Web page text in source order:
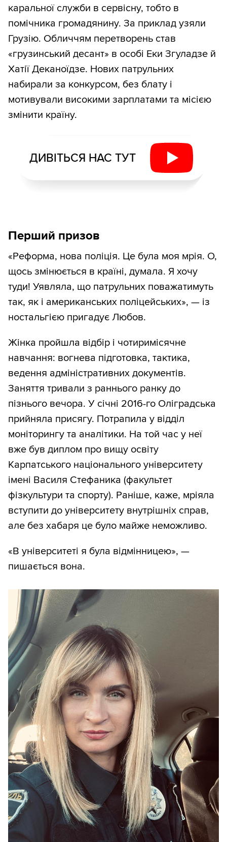
каральної служби в сервісну, тобто в
помічника громадянину. За приклад узяли
Грузію. Обличчям перетворень став
«грузинський десант» в особі Еки Згуладзе й
Хатії Деканоїдзе. Нових патрульних
набирали за конкурсом, без блату і
мотивували високими зарплатами та місією
змінити країну.
ДИВІТЬСЯ НАС ТУТ
Перший призов
«Реформа, нова поліція. Це була моя мрія. О,
щось змінюється в країні, думала. Я хочу
туди! Уявляла, що патрульних поважатимуть
так, як і американських поліцейських», — із
ностальгією пригадує Любов.
Жінка пройшла відбір і чотиримісячне
навчання: вогнева підготовка, тактика,
ведення адміністративних документів.
Заняття тривали з раннього ранку до
пізнього вечора. У січні 2016-го Оліградська
прийняла присягу. Потрапила у відділ
моніторингу та аналітики. На той час у неї
вже був диплом про вищу освіту
Карпатського національного університету
імені Василя Стефаника (факультет
фізкультури та спорту). Раніше, каже, мріяла
вступити до університету внутрішніх справ,
але без хабаря це було майже неможливо.
«В університеті я була відмінницею», —
пишається вона.